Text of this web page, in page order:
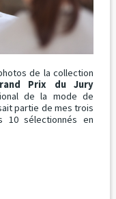
de la collection
Prix du Jury
de la mode de
partie de mes trois
10 sélectionnés en